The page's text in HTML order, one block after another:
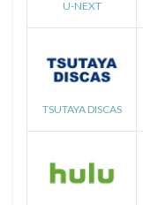
U-NEXT
TSUTAYA DISCAS